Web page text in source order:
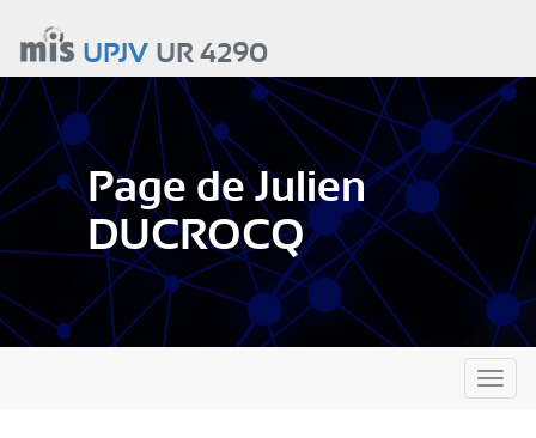
contenu
principal
UPJVUR 4290
Page de Julien
DUCROCQ